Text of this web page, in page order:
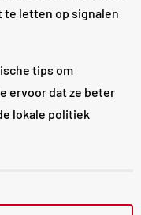
te letten op signalen
tips om
ervoor dat ze beter
lokale politiek